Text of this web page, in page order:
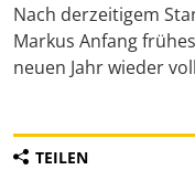
Nach derzeitigem
Markus Anfang
neuen Jahr wieder
TEILEN